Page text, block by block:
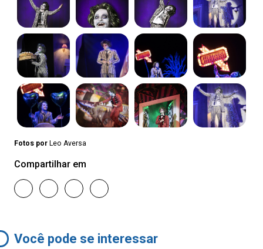
Fotos por Leo Aversa
Compartilhar em
Você pode se interessar